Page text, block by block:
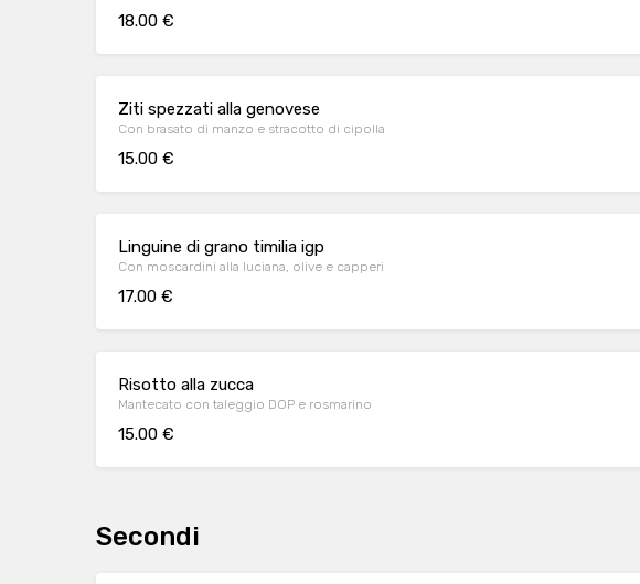
18.00 €
Ziti spezzati alla genovese
Con brasato di manzo e stracotto di cipolla
15.00 €
Linguine di grano timilia igp
Con moscardini alla luciana, olive e capperi
17.00 €
Risotto alla zucca
Mantecato con taleggio DOP e rosmarino
15.00 €
Secondi